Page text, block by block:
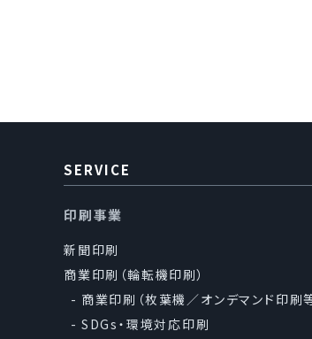
SERVICE
印刷事業
新聞印刷
商業印刷（輪転機印刷）
商業印刷（枚葉機／オンデマンド印刷等
SDGs・環境対応印刷